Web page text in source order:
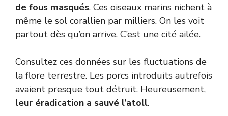
de fous masqués. Ces oiseaux marins nichent à
même le sol corallien par milliers. On les voit
partout dès qu’on arrive. C’est une cité ailée.
Consultez ces données sur les fluctuations de
la flore terrestre. Les porcs introduits autrefois
avaient presque tout détruit. Heureusement,
leur éradication a sauvé l’atoll.